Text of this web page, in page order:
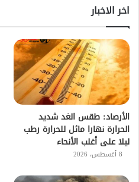
اخر الاخبار
الأرصاد: طقس الغد شديد
الحرارة نهارا مائل للحرارة رطب
ليلا على أغلب الأنحاء
8 أغسطس، 2026